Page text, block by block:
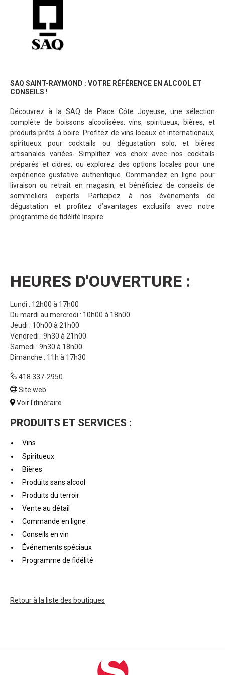
SAQ SAINT-RAYMOND : VOTRE RÉFÉRENCE EN ALCOOL ET
CONSEILS !
Découvrez à la SAQ de Place Côte Joyeuse, une sélection
complète de boissons alcoolisées: vins, spiritueux, bières, et
produits prêts à boire. Profitez de vins locaux et internationaux,
spiritueux pour cocktails ou dégustation solo, et bières
artisanales variées. Simplifiez vos choix avec nos cocktails
préparés et cidres, ou explorez des options locales pour une
expérience gustative authentique. Commandez en ligne pour
livraison ou retrait en magasin, et bénéficiez de conseils de
sommeliers experts. Participez à nos événements de
dégustation et profitez d’avantages exclusifs avec notre
programme de fidélité Inspire.
HEURES D'OUVERTURE :
Lundi : 12h00 à 17h00
Du mardi au mercredi : 10h00 à 18h00
Jeudi : 10h00 à 21h00
Vendredi : 9h30 à 21h00
Samedi : 9h30 à 18h00
Dimanche : 11h à 17h30
418 337-2950
Site web
Voir l'itinéraire
PRODUITS ET SERVICES :
Vins
Spiritueux
Bières
Produits sans alcool
Produits du terroir
Vente au détail
Commande en ligne
Conseils en vin
Événements spéciaux
Programme de fidélité
Retour à la liste des boutiques